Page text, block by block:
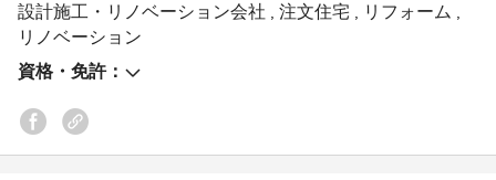
LIXILメンバーズコンテスト2016[キッチン部門ディティー
ル賞受賞]
受賞作品：https://goo.gl/TrISNo（リノベーション#018
設計施工・リノベーション会社 , 注文住宅 , リフォーム ,
リノベーション
資格・免許：